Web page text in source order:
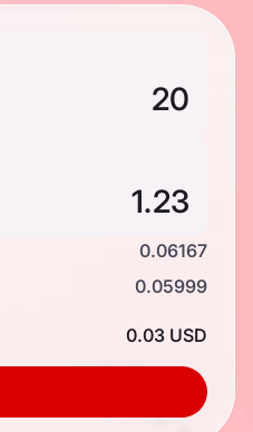
0.06167
0.05999
0.03 USD